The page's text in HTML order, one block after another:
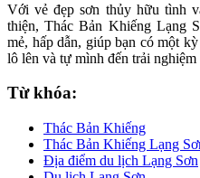
Với vẻ đẹp sơn thủy hữu tình
thiện, Thác Bản Khiếng Lạng
mẻ, hấp dẫn, giúp bạn có một
lô lên và tự mình đến trải
Từ khóa:
Thác Bản Khiếng
Thác Bản Khiếng Lạng
Địa điểm du lịch Lạng Sơn